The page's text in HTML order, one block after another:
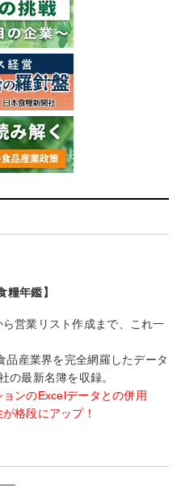
年鑑】
営業リスト作成まで、これ一
品産業界を完全網羅したデータ
の最新名簿を収録。
ンのExcelデータとの併用
格段にアップ！